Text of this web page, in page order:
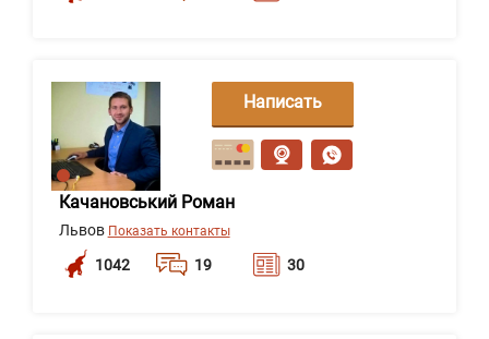
Качановський Роман
Львов Показать контакты
1042 19 30
Написать
сообщение